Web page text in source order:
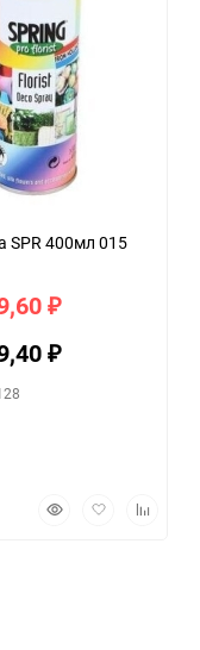
SPR 400мл 015
₽
₽
БыстрыйДобавить